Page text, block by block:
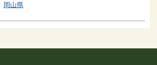
岡山県